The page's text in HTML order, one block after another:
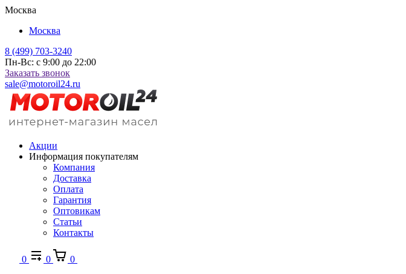
Москва
Москва
8 (499) 703-3240
Пн-Вс: с 9:00 до 22:00
Заказать звонок
sale@motoroil24.ru
Акции
Информация покупателям
Компания
Доставка
Оплата
Гарантия
Оптовикам
Статьи
Контакты
0 0
0